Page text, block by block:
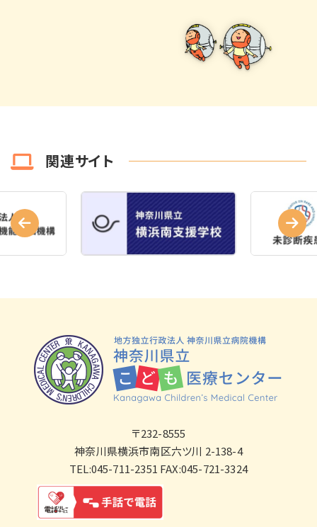
関連サイト
〒232-8555
神奈川県横浜市南区六ツ川 2-138-4
TEL:045-711-2351 FAX:045-721-3324